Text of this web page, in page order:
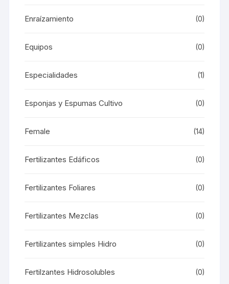
Enraízamiento (0)
Equipos (0)
Especialidades (1)
Esponjas y Espumas Cultivo (0)
Female (14)
Fertilizantes Edáficos (0)
Fertilizantes Foliares (0)
Fertilizantes Mezclas (0)
Fertilizantes simples Hidro (0)
Fertilzantes Hidrosolubles (0)